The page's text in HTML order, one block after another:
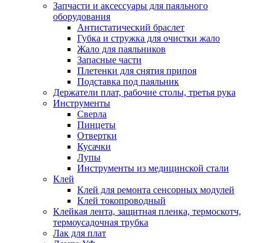
Запчасти и аксессуары для паяльного
оборудования
Антистатический браслет
Губка и стружка для очистки жало
Жало для паяльников
Запасные части
Плетенки для снятия припоя
Подставка под паяльник
Держатели плат, рабочие столы, третья рука
Инструменты
Сверла
Пинцеты
Отвертки
Кусачки
Лупы
Инструменты из медицинской стали
Клей
Клей для ремонта сенсорных модулей
Клей токопроводный
Клейкая лента, защитная пленка, термоскотч,
термоусадочная трубка
Лак для плат